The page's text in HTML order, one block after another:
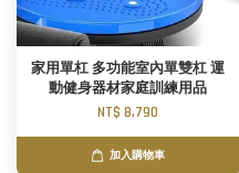
家用單杠 多功能室內單雙杠 運
動健身器材家庭訓練用品
NT$ 8,790
加入購物車